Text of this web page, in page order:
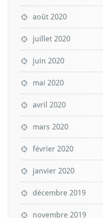
août 2020
juillet 2020
juin 2020
mai 2020
avril 2020
mars 2020
février 2020
janvier 2020
décembre 2019
novembre 2019